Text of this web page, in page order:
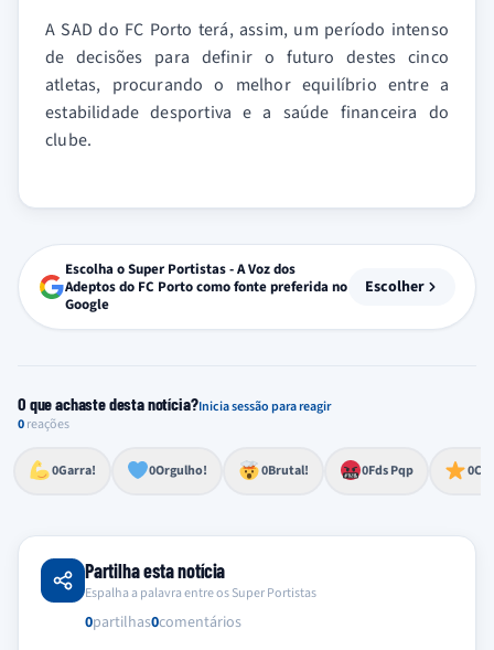
A SAD do FC Porto terá, assim, um período intenso
de decisões para definir o futuro destes cinco
atletas, procurando o melhor equilíbrio entre a
estabilidade desportiva e a saúde financeira do
clube.
Escolha o Super Portistas - A Voz dos
Adeptos do FC Porto como fonte preferida no
Google
Escolher
O que achaste desta notícia?Inicia sessão para reagir
0reações
0Garra!
Esforço, determinação, aprovação forte
0Orgulho!
Lealdade, amor clubístico, sentimento profundo
0Brutal!
Impressionante, chocante, de grande impacto 0Fds Pqp
Reação de desespero, raiva, frustração ou espanto extremo 0
Excelência, destaque, o melhor
Partilha esta notícia
Espalha a palavra entre os Super Portistas
0partilhas0comentários